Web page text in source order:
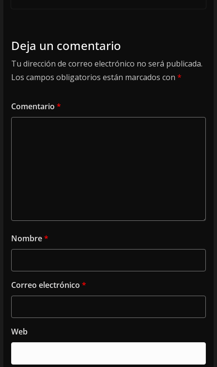
Deja un comentario
Tu dirección de correo electrónico no será publicada.
Los campos obligatorios están marcados con *
Comentario *
Nombre*
Correo electrónico *
Web